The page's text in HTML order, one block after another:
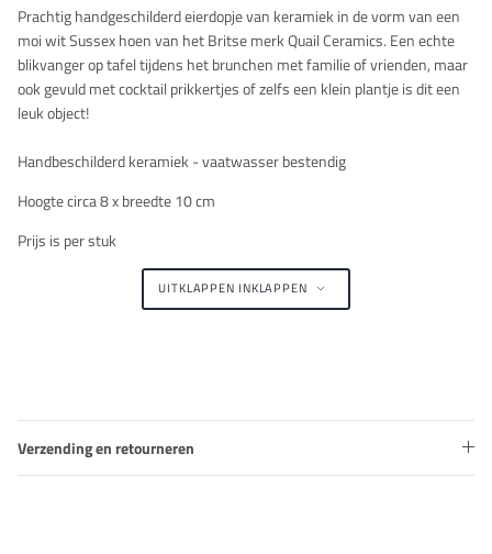
Beschrijving
Prachtig handgeschilderd eierdopje van keramiek in de vorm van een
moi wit Sussex hoen van het Britse merk Quail Ceramics. Een echte
blikvanger op tafel tijdens het brunchen met familie of vrienden, maar
ook gevuld met cocktail prikkertjes of zelfs een klein plantje is dit een
leuk object!
Handbeschilderd keramiek - vaatwasser bestendig
Hoogte circa 8 x breedte 10 cm
Prijs is per stuk
UITKLAPPEN INKLAPPEN
Verzending en retourneren